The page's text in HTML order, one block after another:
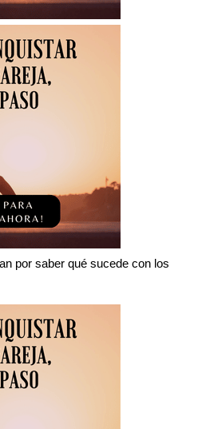
por saber qué sucede con los